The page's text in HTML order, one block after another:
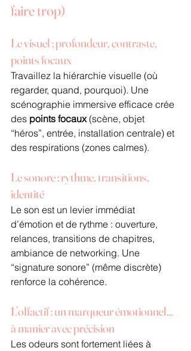
faire trop)
Le visuel : profondeur, contraste,
points focaux
Travaillez la hiérarchie visuelle (où
regarder, quand, pourquoi). Une
scénographie immersive efficace crée
des points focaux (scène, objet
“héros”, entrée, installation centrale) et
des respirations (zones calmes).
Le sonore : rythme, transitions,
identité
Le son est un levier immédiat
d’émotion et de rythme : ouverture,
relances, transitions de chapitres,
ambiance de networking. Une
“signature sonore” (même discrète)
renforce la cohérence.
L’olfactif : un marqueur émotionnel…
à manier avec précision
Les odeurs sont fortement liées à